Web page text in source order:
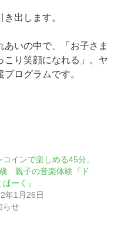
出します。
いの中で、「お子さま
こり笑顔になれる」。ヤ
ログラムです。
コインで楽しめる45分。
親子の音楽体験『ド
ぱーく』
年1月26日
らせ